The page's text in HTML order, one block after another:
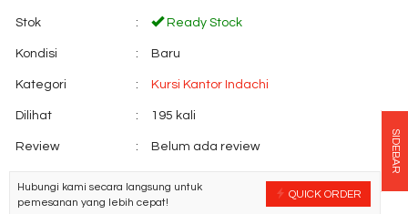
Stok : Ready Stock
Kondisi : Baru
Kategori : Kursi Kantor Indachi
Dilihat : 195 kali
Review : Belum ada review
QUICK ORDER
Hubungi kami secara langsung untuk
pemesanan yang lebih cepat!
SIDEBAR